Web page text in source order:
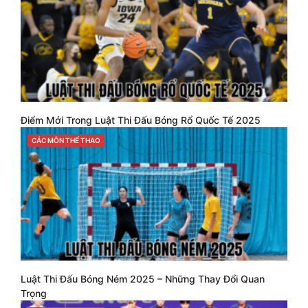
Điểm Mới Trong Luật Thi Đấu Bóng Rổ Quốc Tế 2025
CATEGORIES
CÁC MÔN THỂ THAO
Luật Thi Đấu Bóng Ném 2025 – Những Thay Đổi Quan
Trọng